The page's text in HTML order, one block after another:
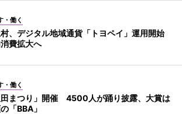
・働く
、デジタル地域通貨「トヨペイ」運用開始
費拡大へ
・働く
田まつり」開催 4500人が踊り披露、大賞は
「BBA」